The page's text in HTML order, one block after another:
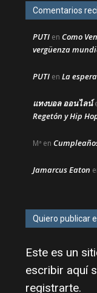
Comentarios
PUTI en Como
vergüenza
PUTI en La
แทงบอล ออนไลน์
Regetón y Hip
Mª en
Jamarcus Eaton
Quiero publicar
Este es un
escribir aquí
registrarte.